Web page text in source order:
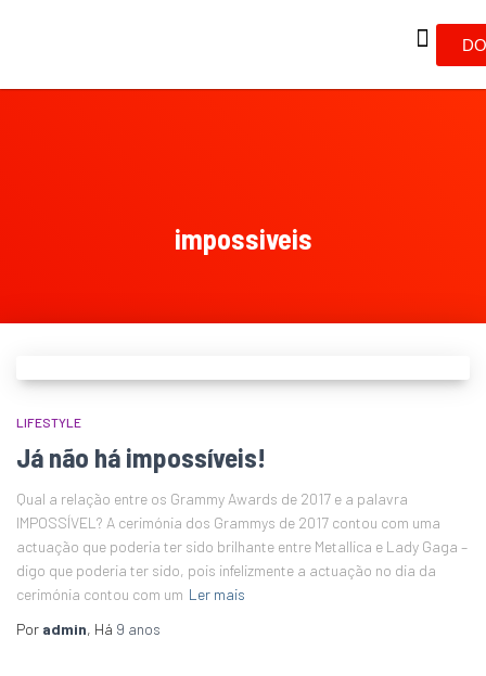
impossiveis
LIFESTYLE
Já não há impossíveis!
Qual a relação entre os Grammy Awards de 2017 e a palavra
IMPOSSÍVEL? A cerimónia dos Grammys de 2017 contou com uma
actuação que poderia ter sido brilhante entre Metallica e Lady Gaga –
digo que poderia ter sido, pois infelizmente a actuação no dia da
cerimónia contou com um Ler mais
Por admin, Há 9 anos